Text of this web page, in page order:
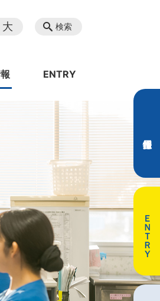
ENTRY
検索
大
ＥＮＴＲＹ